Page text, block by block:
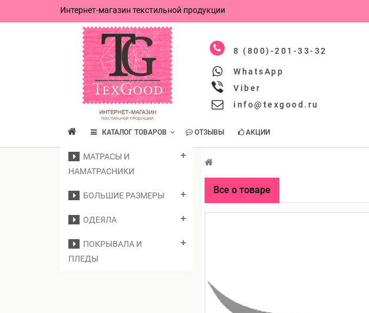
Интернет-магазин текстильной продукции
8 (800)-201-33-32
WhatsApp
Viber
info@texgood.ru
КАТАЛОГ ТОВАРОВ ОТЗЫВЫ АКЦИИ
МАТРАСЫ И
НАМАТРАСНИКИ
БОЛЬШИЕ РАЗМЕРЫ
ОДЕЯЛА
ПОКРЫВАЛА И
ПЛЕДЫ
Все о товаре